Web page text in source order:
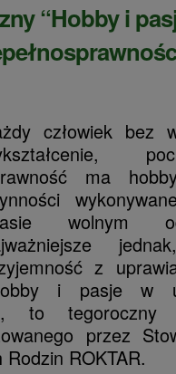
“Hobby i
człowiek bez
ma
wolnym
z
i pasje w
to
przez
ROKTAR.